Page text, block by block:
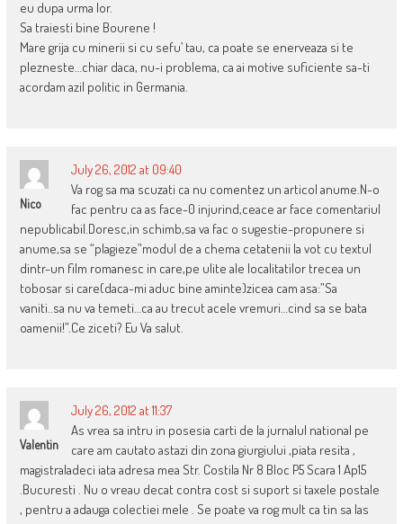
eu dupa urma lor.
Sa traiesti bine Bourene !
Mare grija cu minerii si cu sefu’ tau, ca poate se enerveaza si te
plezneste…chiar daca, nu-i problema, ca ai motive suficiente sa-ti
acordam azil politic in Germania.
Nico
July 26, 2012 at 09:40
Va rog sa ma scuzati ca nu comentez un articol anume.N-o
fac pentru ca as face-0 injurind,ceace ar face comentariul
nepublicabil.Doresc,in schimb,sa va fac o sugestie-propunere si
anume,sa se “plagieze”modul de a chema cetatenii la vot cu textul
dintr-un film romanesc in care,pe ulite ale localitatilor trecea un
tobosar si care(daca-mi aduc bine aminte)zicea cam asa:”Sa
vaniti..sa nu va temeti…ca au trecut acele vremuri…cind sa se bata
oamenii!”.Ce ziceti? Eu Va salut.
Valentin
July 26, 2012 at 11:37
As vrea sa intru in posesia carti de la jurnalul national pe
care am cautato astazi din zona giurgiului ,piata resita ,
magistraladeci iata adresa mea Str. Costila Nr 8 Bloc P5 Scara 1 Ap15
.Bucuresti . Nu o vreau decat contra cost si suport si taxele postale
, pentru a adauga colectiei mele . Se poate va rog mult ca tin sa las